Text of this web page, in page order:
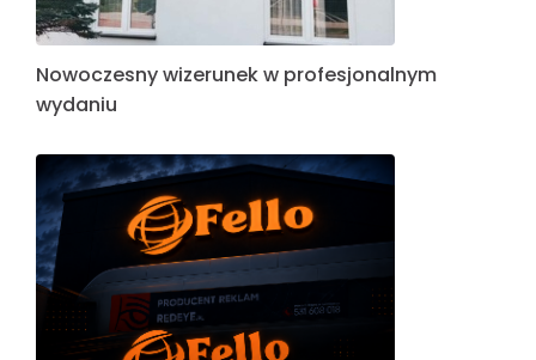
Nowoczesny wizerunek w profesjonalnym
wydaniu